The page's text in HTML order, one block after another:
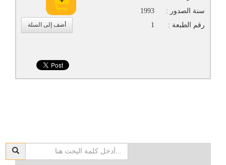
أضف إلى السلة
سنة الصدور :
1993
رقم الطبعة :
1